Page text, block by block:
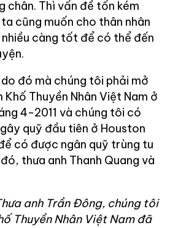
chân. Thì vấn đề tốn kém
cũng muốn cho thân nhân
càng tốt để có thể đến
đó mà chúng tôi phải mở
Thuyền Nhân Việt Nam ở
4-2011 và chúng tôi có
quỹ đầu tiên ở Houston
có được ngân quỹ trùng tu
thưa anh Thanh Quang và
anh Trần Đông, chúng tôi
Thuyền Nhân Việt Nam đã